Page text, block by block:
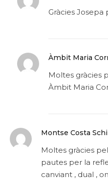
Gràcies Josepa
Àmbit Maria
Moltes gràcies
Àmbit Maria
Montse Costa
Moltes gràcies
pautes per la
canviant , dual ,